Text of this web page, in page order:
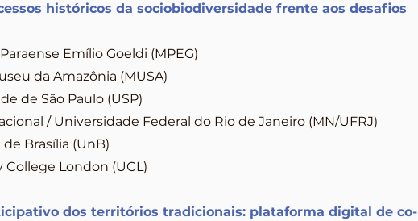
históricos da sociobiodiversidade frente aos desafios
Emílio Goeldi (MPEG)
da Amazônia (MUSA)
de São Paulo (USP)
/ Universidade Federal do Rio de Janeiro (MN/UFRJ)
Brasília (UnB)
College London (UCL)
dos territórios tradicionais: plataforma digital de co-